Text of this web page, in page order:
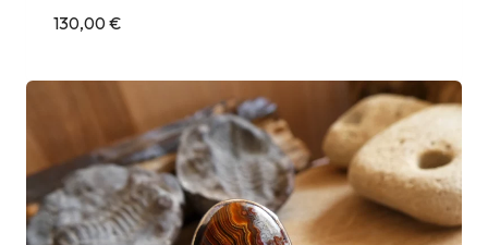
130,00€